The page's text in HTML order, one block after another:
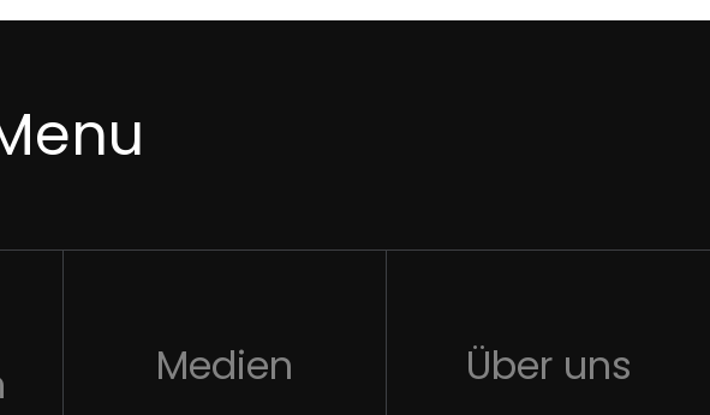
Medien Über uns